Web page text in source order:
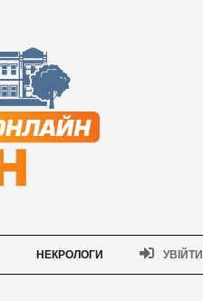
НЕКРОЛОГИ УВІЙТИ